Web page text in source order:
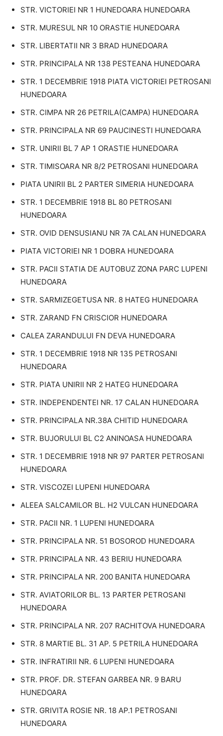
STR. VICTORIEI NR 1 HUNEDOARA HUNEDOARA
STR. MURESUL NR 10 ORASTIE HUNEDOARA
STR. LIBERTATII NR 3 BRAD HUNEDOARA
STR. PRINCIPALA NR 138 PESTEANA HUNEDOARA
STR. 1 DECEMBRIE 1918 PIATA VICTORIEI PETROSANI
HUNEDOARA
STR. CIMPA NR 26 PETRILA(CAMPA) HUNEDOARA
STR. PRINCIPALA NR 69 PAUCINESTI HUNEDOARA
STR. UNIRII BL 7 AP 1 ORASTIE HUNEDOARA
STR. TIMISOARA NR 8/2 PETROSANI HUNEDOARA
PIATA UNIRII BL 2 PARTER SIMERIA HUNEDOARA
STR. 1 DECEMBRIE 1918 BL 80 PETROSANI
HUNEDOARA
STR. OVID DENSUSIANU NR 7A CALAN HUNEDOARA
PIATA VICTORIEI NR 1 DOBRA HUNEDOARA
STR. PACII STATIA DE AUTOBUZ ZONA PARC LUPENI
HUNEDOARA
STR. SARMIZEGETUSA NR. 8 HATEG HUNEDOARA
STR. ZARAND FN CRISCIOR HUNEDOARA
CALEA ZARANDULUI FN DEVA HUNEDOARA
STR. 1 DECEMBRIE 1918 NR 135 PETROSANI
HUNEDOARA
STR. PIATA UNIRII NR 2 HATEG HUNEDOARA
STR. INDEPENDENTEI NR. 17 CALAN HUNEDOARA
STR. PRINCIPALA NR.38A CHITID HUNEDOARA
STR. BUJORULUI BL C2 ANINOASA HUNEDOARA
STR. 1 DECEMBRIE 1918 NR 97 PARTER PETROSANI
HUNEDOARA
STR. VISCOZEI LUPENI HUNEDOARA
ALEEA SALCAMILOR BL. H2 VULCAN HUNEDOARA
STR. PACII NR. 1 LUPENI HUNEDOARA
STR. PRINCIPALA NR. 51 BOSOROD HUNEDOARA
STR. PRINCIPALA NR. 43 BERIU HUNEDOARA
STR. PRINCIPALA NR. 200 BANITA HUNEDOARA
STR. AVIATORILOR BL. 13 PARTER PETROSANI
HUNEDOARA
STR. PRINCIPALA NR. 207 RACHITOVA HUNEDOARA
STR. 8 MARTIE BL. 31 AP. 5 PETRILA HUNEDOARA
STR. INFRATIRII NR. 6 LUPENI HUNEDOARA
STR. PROF. DR. STEFAN GARBEA NR. 9 BARU
HUNEDOARA
STR. GRIVITA ROSIE NR. 18 AP.1 PETROSANI
HUNEDOARA